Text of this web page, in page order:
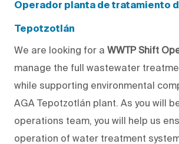
Operador planta de tratamiento
Tepotzotlán
We are looking for a WWTP Shift
manage the full wastewater
while supporting environmental
AGA Tepotzotlán plant. As you will
operations team, you will help us
operation of water treatment